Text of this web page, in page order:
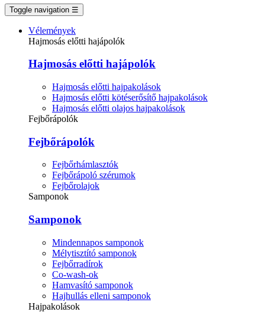
Toggle navigation ☰
Vélemények
Hajmosás előtti hajápolók
Hajmosás előtti hajápolók
Hajmosás előtti hajpakolások
Hajmosás előtti kötéserősítő hajpakolások
Hajmosás előtti olajos hajpakolások
Fejbőrápolók
Fejbőrápolók
Fejbőrhámlasztók
Fejbőrápoló szérumok
Fejbőrolajok
Samponok
Samponok
Mindennapos samponok
Mélytisztító samponok
Fejbőrradírok
Co-wash-ok
Hamvasító samponok
Hajhullás elleni samponok
Hajpakolások